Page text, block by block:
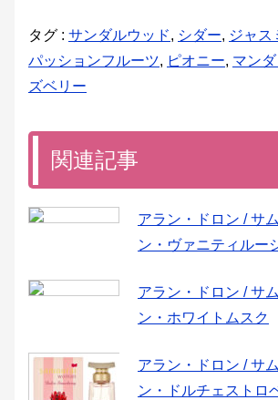
タグ : サンダルウッド, シダー, ジャス
パッションフルーツ, ピオニー, マン
ズベリー
関連記事
アラン・ドロン / サ
ン・ヴァニティルー
アラン・ドロン / サ
ン・ホワイトムスク
アラン・ドロン / サ
ン・ドルチェストロ